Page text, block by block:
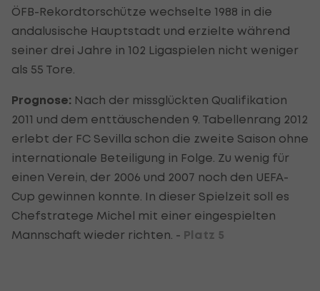
ÖFB-Rekordtorschütze wechselte 1988 in die
andalusische Hauptstadt und erzielte während
seiner drei Jahre in 102 Ligaspielen nicht weniger
als 55 Tore.
Prognose: Nach der missglückten Qualifikation
2011 und dem enttäuschenden 9. Tabellenrang 2012
erlebt der FC Sevilla schon die zweite Saison ohne
internationale Beteiligung in Folge. Zu wenig für
einen Verein, der 2006 und 2007 noch den UEFA-
Cup gewinnen konnte. In dieser Spielzeit soll es
Chefstratege Michel mit einer eingespielten
Mannschaft wieder richten. - Platz 5